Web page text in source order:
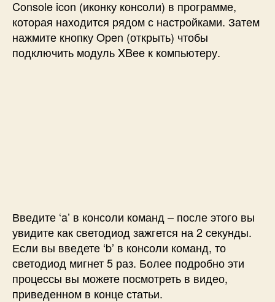
Console icon (иконку консоли) в программе,
которая находится рядом с настройками. Затем
нажмите кнопку Open (открыть) чтобы
подключить модуль XBee к компьютеру.
Введите ‘a’ в консоли команд – после этого вы
увидите как светодиод зажгется на 2 секунды.
Если вы введете ‘b’ в консоли команд, то
светодиод мигнет 5 раз. Более подробно эти
процессы вы можете посмотреть в видео,
приведенном в конце статьи.